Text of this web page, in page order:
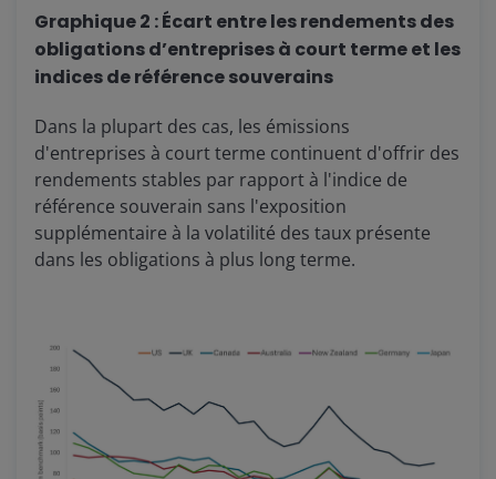
Graphique 2 : Écart entre les rendements des
obligations d’entreprises à court terme et les
indices de référence souverains
Dans la plupart des cas, les émissions
d'entreprises à court terme continuent d'offrir des
rendements stables par rapport à l'indice de
référence souverain sans l'exposition
supplémentaire à la volatilité des taux présente
dans les obligations à plus long terme.